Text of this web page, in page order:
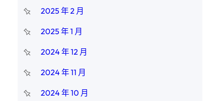
2025 年 2 月
2025 年 1 月
2024 年 12 月
2024 年 11 月
2024 年 10 月